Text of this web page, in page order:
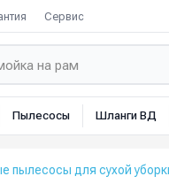
Сервис
Пылесосы Шланги ВД
пылесосы для сухой